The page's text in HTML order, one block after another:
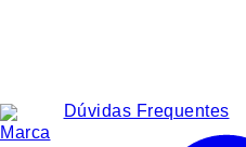
Dúvidas Frequentes